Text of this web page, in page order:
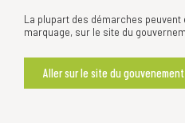
La plupart des démarches
marquage, sur le site du
Aller sur le site du gouvenement